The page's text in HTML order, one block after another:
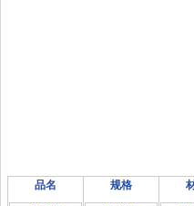
品名 规格